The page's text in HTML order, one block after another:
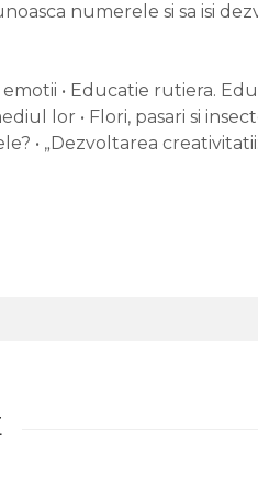
numerele si sa isi
• Educatie rutiera.
lor • Flori, pasari si
• „Dezvoltarea creativitatii: